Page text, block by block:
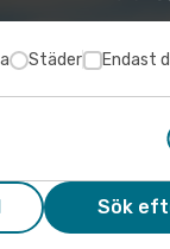
Städer Endast
Sök